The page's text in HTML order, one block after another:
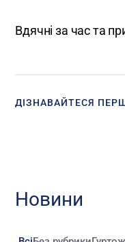
Вдячні за час та
ДІЗНАВАЙТЕСЯ
Новини